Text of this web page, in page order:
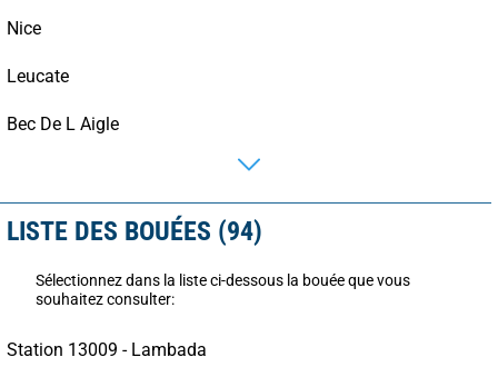
Nice
Leucate
Bec De L Aigle
LISTE DES BOUÉES (94)
Sélectionnez dans la liste ci-dessous la bouée que vous
souhaitez consulter:
Station 13009 - Lambada